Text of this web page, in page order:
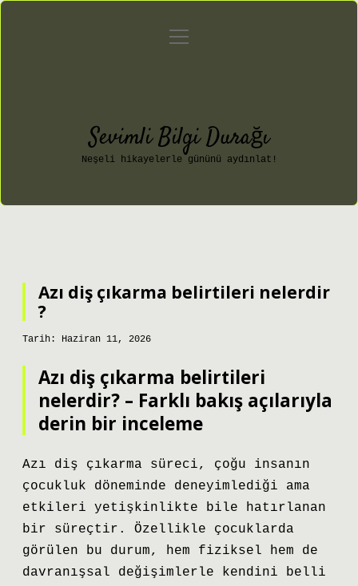
Gizlilik Politikası
menüyü
Sevimli Bilgi Durağı
Neşeli hikayelerle gününü aydınlat!
Azı diş çıkarma belirtileri nelerdir
?
Tarih: Haziran 11, 2026
Azı diş çıkarma belirtileri
nelerdir? – Farklı bakış açılarıyla
derin bir inceleme
Azı diş çıkarma süreci, çoğu insanın
çocukluk döneminde deneyimlediği ama
etkileri yetişkinlikte bile hatırlanan
bir süreçtir. Özellikle çocuklarda
görülen bu durum, hem fiziksel hem de
davranışsal değişimlerle kendini belli